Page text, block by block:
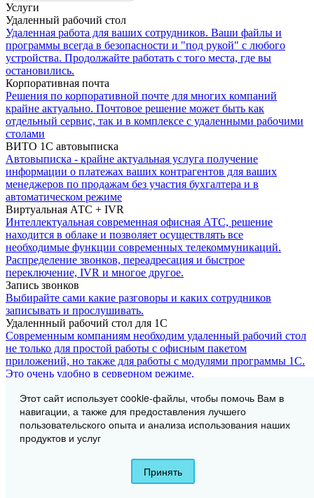
Услуги
Удаленный рабочий стол
Удаленная работа для ваших сотрудников. Ваши файлы и
программы всегда в безопасности и "под рукой" с любого
устройства. Продолжайте работать с того места, где вы
остановились.
Корпоративная почта
Решения по корпоративной почте для многих компаний
крайне актуально. Почтовое решение может быть как
отдельный сервис, так и в комплексе с удаленными рабочими
столами
ВИТО 1С автовыписка
Автовыписка - крайне актуальная услуга получение
информации о платежах ваших контрагентов для ваших
менеджеров по продажам без участия бухгалтера и в
автоматическом режиме
Виртуальная АТС + IVR
Интеллектуальная современная офисная АТС, решение
находится в облаке и позволяет осуществлять все
необходимые функции современных телекоммуникаций.
Распределение звонков, переадресация и быстрое
переключение, IVR и многое другое.
Запись звонков
Выбирайте сами какие разговоры и каких сотрудников
записывать и прослушивать.
Удаленнный рабочий стол для 1С
Современным компаниям необходим удаленный рабочий стол
не только для простой работы с офисным пакетом
приложений, но также для работы с модулями программы 1С.
Это очень удобно в серверном режиме.
Быстро развивающийся бизнес неизбежно сталкивается с
ситуацией, когда стандартных инструментов работы
становится недостаточно для оперативного анализа и
обработки больших объемов данных. Тогда возникает
и управления. Подобные решения сегодня доступны в
профессиональном ПО, разработанном для платформы 1С. В
компании «Ваш ИТ-офис» вы получите полный перечень
Этот сайт использует cookie-файлы, чтобы помочь Вам в
навигации, а также для предоставления лучшего
пользовательского опыта и анализа использования наших
продуктов и услуг
Принять